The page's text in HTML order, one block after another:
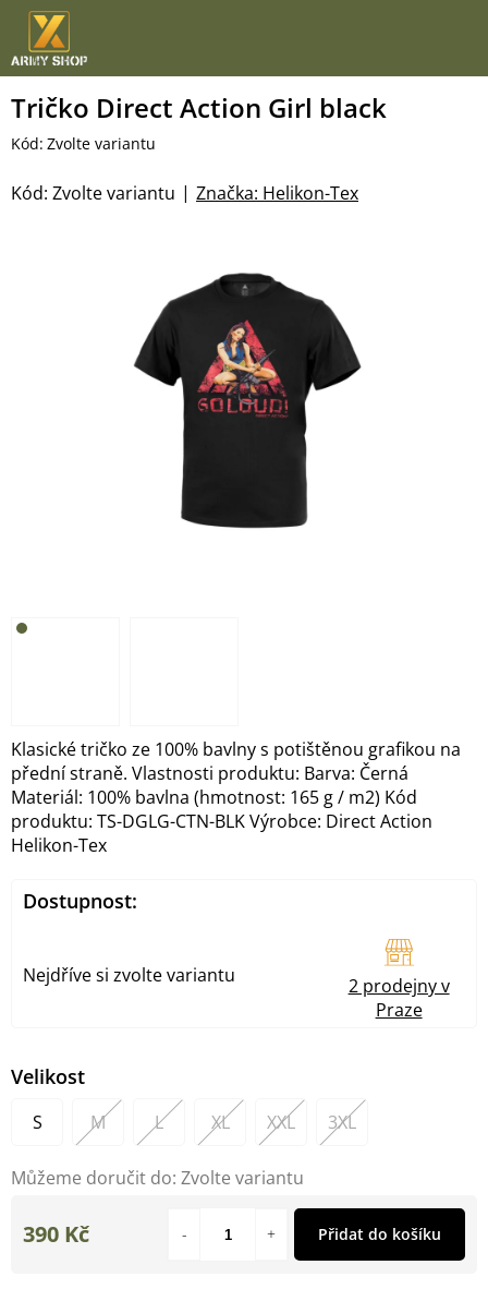
Přejít
obsah
Tričko Direct Action Girl black
Kód: Zvolte variantu
Značka: Helikon-Tex
Kód: Zvolte variantu
Velikost
S M L XL XXL 3XL
Můžeme doručit do: Zvolte variantu
Klasické tričko ze 100% bavlny s potištěnou grafikou na
přední straně. Vlastnosti produktu: Barva: Černá
Materiál: 100% bavlna (hmotnost: 165 g / m2) Kód
produktu: TS-DGLG-CTN-BLK Výrobce: Direct Action
Helikon-Tex
390 Kč Přidat do košíku
Dostupnost:
Nejdříve si zvolte variantu
2 prodejny v
Praze